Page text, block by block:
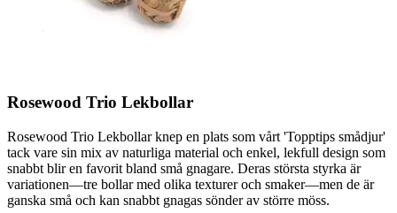
Rosewood Trio Lekbollar
Rosewood Trio Lekbollar knep en plats som vårt 'Topptips smådjur'
tack vare sin mix av naturliga material och enkel, lekfull design som
snabbt blir en favorit bland små gnagare. Deras största styrka är
variationen—tre bollar med olika texturer och smaker—men de är
ganska små och kan snabbt gnagas sönder av större möss.